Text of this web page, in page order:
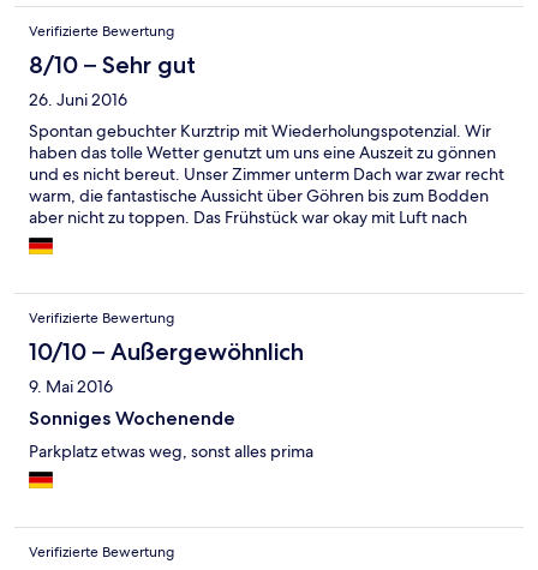
immer große Laternen im Treppenbereich angezündet. Wir
hatten natürlich großes Glück mit dem Wetter, aber auch beim
schlechtem Wetter hält man es sicher gut im Hotel aus. Ich
wünsche eine schöne Zeit für alle, die dort Urlaub machen.
Verifizierte Bewertung
8/10 – Sehr gut
26. Juni 2016
Spontan gebuchter Kurztrip mit Wiederholungspotenzial. Wir
haben das tolle Wetter genutzt um uns eine Auszeit zu gönnen
und es nicht bereut. Unser Zimmer unterm Dach war zwar recht
warm, die fantastische Aussicht über Göhren bis zum Bodden
aber nicht zu toppen. Das Frühstück war okay mit Luft nach
oben. Der Service am Empfang ist hervorragend, die
Zimmerreinigung macht einen guten Job, der
letzten Mal hier gewesen sein.
Verifizierte Bewertung
10/10 – Außergewöhnlich
9. Mai 2016
Sonniges Wochenende
Parkplatz etwas weg, sonst alles prima
Verifizierte Bewertung